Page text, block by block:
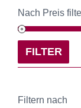
Nach Preis
FILTER
Filtern nach